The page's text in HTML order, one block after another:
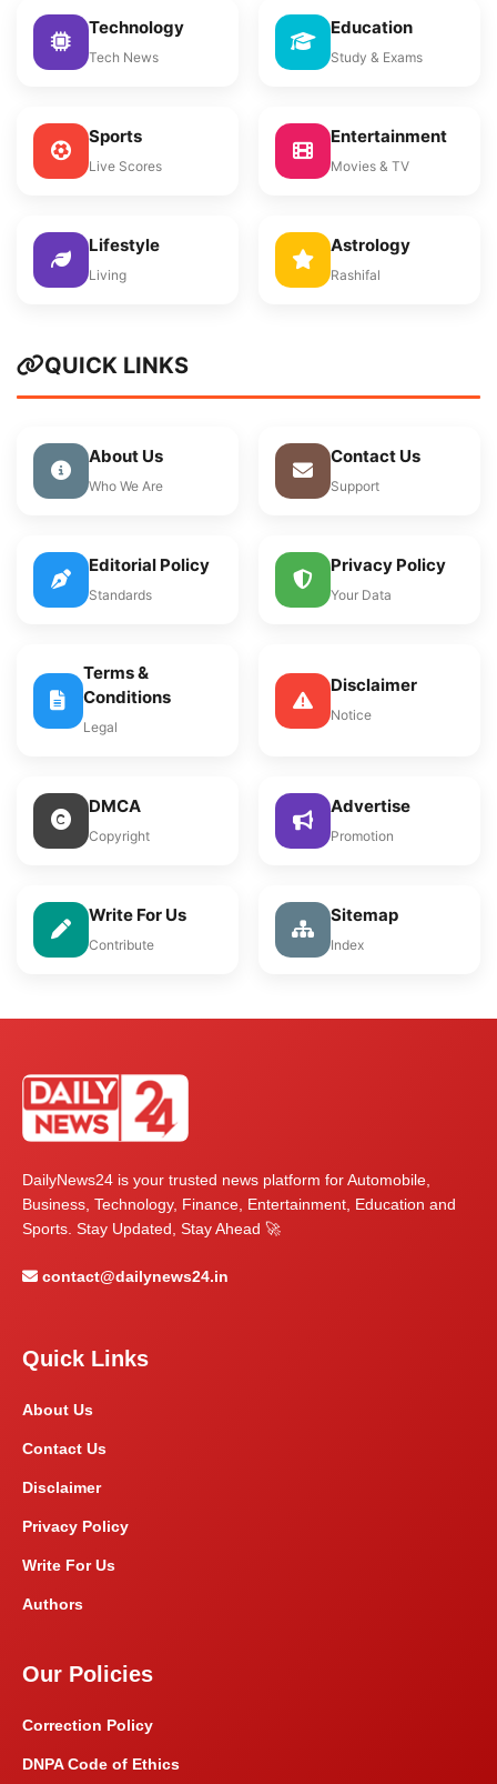
Technology
Tech News
Education
Study & Exams
Sports
Live Scores
Entertainment
Movies & TV
Lifestyle
Living
Astrology
Rashifal
QUICK LINKS
About Us
Who We Are
Contact Us
Support
Editorial Policy
Standards
Privacy Policy
Your Data
Terms &
Conditions
Legal
Disclaimer
Notice
DMCA
Copyright
Advertise
Promotion
Write For Us
Contribute
Sitemap
Index
DailyNews24 is your trusted news platform for Automobile,
Business, Technology, Finance, Entertainment, Education and
Sports. Stay Updated, Stay Ahead 🚀
contact@dailynews24.in
Quick Links
About Us
Contact Us
Disclaimer
Privacy Policy
Write For Us
Authors
Our Policies
Correction Policy
DNPA Code of Ethics